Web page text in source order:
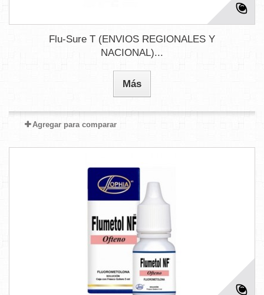
Flu-Sure T (ENVIOS REGIONALES Y
NACIONAL)...
Más
Agregar para comparar